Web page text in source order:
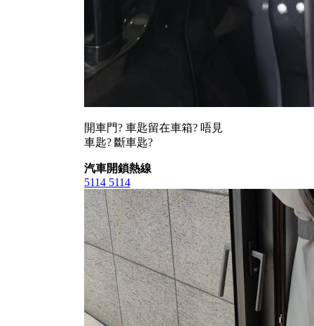
開車門? 車匙留在車箱? 唔見
車匙? 斷車匙?
汽車開鎖熱線
5114 5114